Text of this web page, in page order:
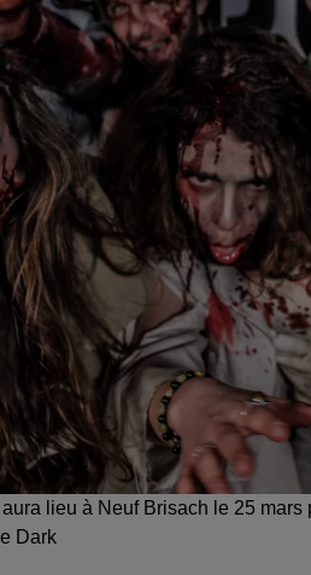
lieu à Neuf Brisach le 25 mars
Dark